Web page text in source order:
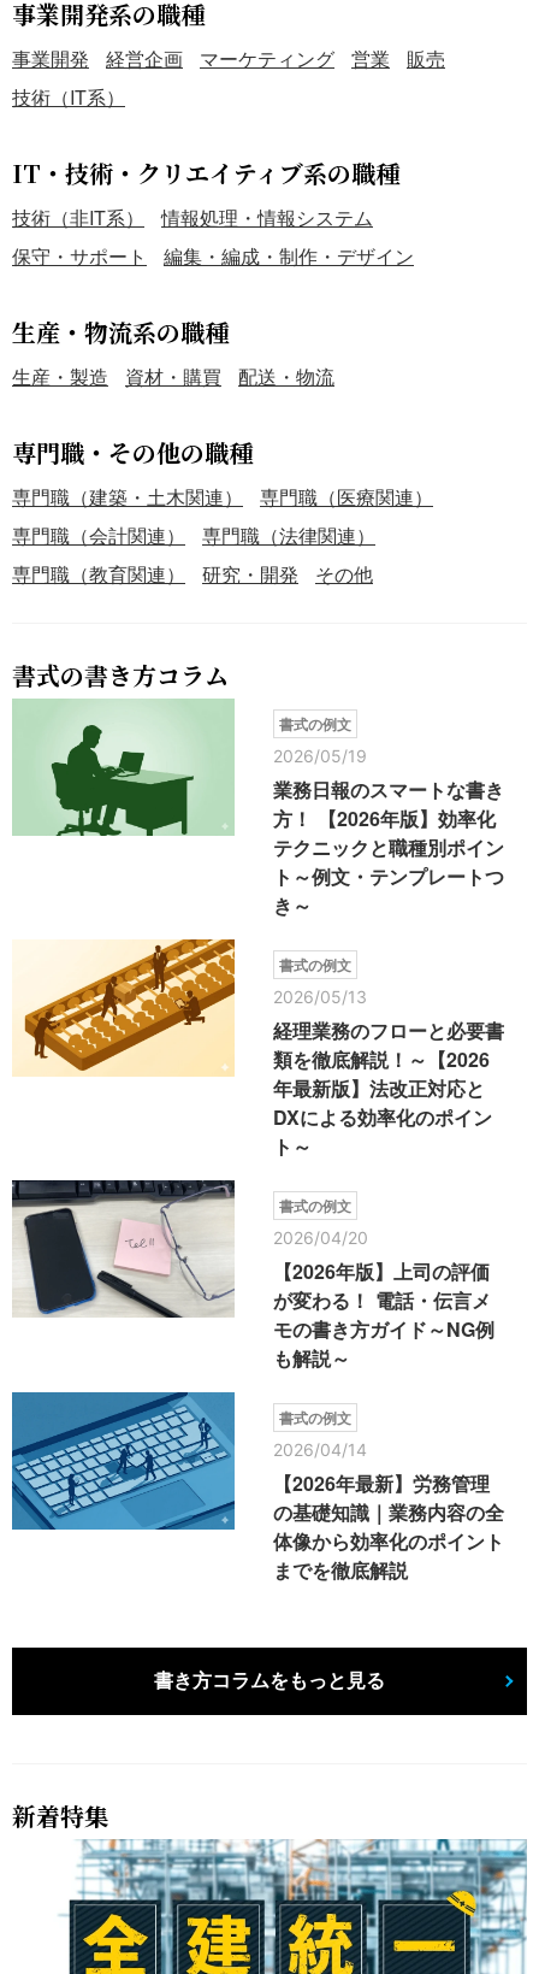
事業開発系の職種
事業開発 経営企画 マーケティング 営業
販売
技術（IT系）
IT・技術・クリエイティブ系の職種
技術（非IT系）
情報処理・情報システム
保守・サポート
編集・編成・制作・デザイン
生産・物流系の職種
生産・製造 資材・購買 配送・物流
専門職・その他の職種
専門職（建築・土木関連）
専門職（医療関連）
専門職（会計関連）
専門職（法律関連）
専門職（教育関連）
研究・開発 その他
書式の書き方コラム
書式の例文
2026/05/19
業務日報のスマートな書き
方！ 【2026年版】効率化
テクニックと職種別ポイン
ト～例文・テンプレートつ
き～
書式の例文
2026/05/13
経理業務のフローと必要書
類を徹底解説！～【2026
年最新版】法改正対応と
DXによる効率化のポイン
ト～
書式の例文
2026/04/20
【2026年版】上司の評価
が変わる！ 電話・伝言メ
モの書き方ガイド～NG例
も解説～
書式の例文
2026/04/14
【2026年最新】労務管理
の基礎知識｜業務内容の全
体像から効率化のポイント
までを徹底解説
書き方コラムをもっと見る
新着特集